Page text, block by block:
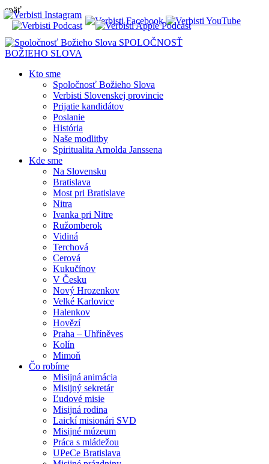
späť
SPOLOČNOSŤ
BOŽIEHO SLOVA
Kto sme
Spoločnosť Božieho Slova
Verbisti Slovenskej provincie
Prijatie kandidátov
Poslanie
História
Naše modlitby
Spiritualita Arnolda Janssena
Kde sme
Na Slovensku
Bratislava
Most pri Bratislave
Nitra
Ivanka pri Nitre
Ružomberok
Vidiná
Terchová
Cerová
Kukučínov
V Česku
Nový Hrozenkov
Velké Karlovice
Halenkov
Hovězí
Praha – Uhříněves
Kolín
Mimoň
Čo robíme
Misijná animácia
Misijný sekretár
Ľudové misie
Misijná rodina
Laickí misionári SVD
Misijné múzeum
Práca s mládežou
UPeCe Bratislava